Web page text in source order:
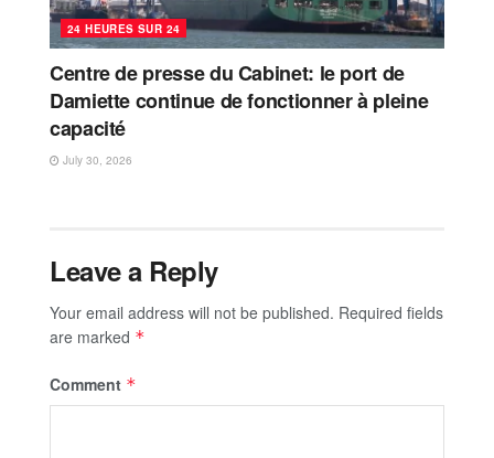
24 HEURES SUR 24
Centre de presse du Cabinet: le port de
Damiette continue de fonctionner à pleine
capacité
July 30, 2026
Leave a Reply
Your email address will not be published. Required fields
are marked *
Comment *